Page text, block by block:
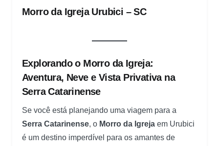
Morro da Igreja Urubici – SC
Explorando o Morro da Igreja:
Aventura, Neve e Vista Privativa na
Serra Catarinense
Se você está planejando uma viagem para a
Serra Catarinense, o Morro da Igreja em Urubici
é um destino imperdível para os amantes de